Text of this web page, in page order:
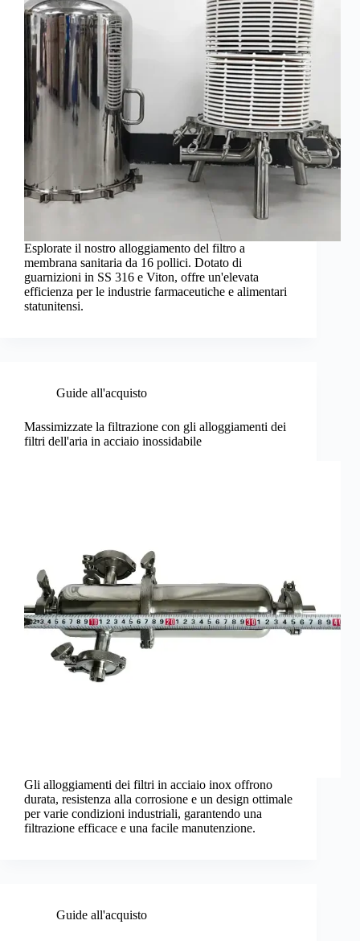
Esplorate il nostro alloggiamento del filtro a
membrana sanitaria da 16 pollici. Dotato di
guarnizioni in SS 316 e Viton, offre un'elevata
efficienza per le industrie farmaceutiche e alimentari
statunitensi.
Guide all'acquisto
Massimizzate la filtrazione con gli alloggiamenti dei
filtri dell'aria in acciaio inossidabile
Gli alloggiamenti dei filtri in acciaio inox offrono
durata, resistenza alla corrosione e un design ottimale
per varie condizioni industriali, garantendo una
filtrazione efficace e una facile manutenzione.
Guide all'acquisto